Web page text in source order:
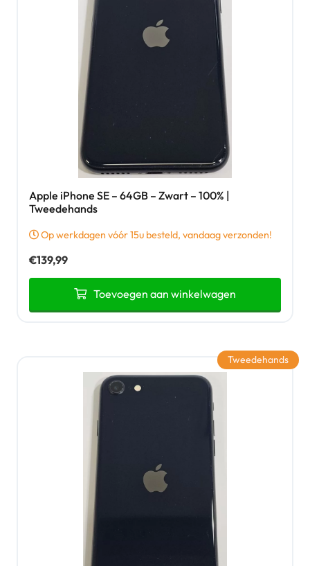
Apple iPhone SE – 64GB – Zwart – 100% |
Tweedehands
Op werkdagen vóór 15u besteld, vandaag verzonden!
€139,99
Toevoegen aan winkelwagen
Tweedehands